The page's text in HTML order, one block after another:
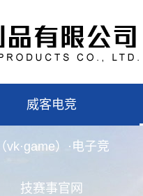
威客电竞
（vk·game）·电子竞
技赛事官网